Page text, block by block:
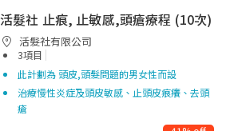
活髮社 止痕, 止敏感,頭瘡療程 (10次)
活髮社有限公司
3項目 |
此計劃為 頭皮,頭髮問題的男女性而設
治療慢性炎症及頭皮敏感、止頭皮痕癢、去頭
瘡